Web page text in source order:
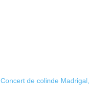
Concert de colinde Madrigal,